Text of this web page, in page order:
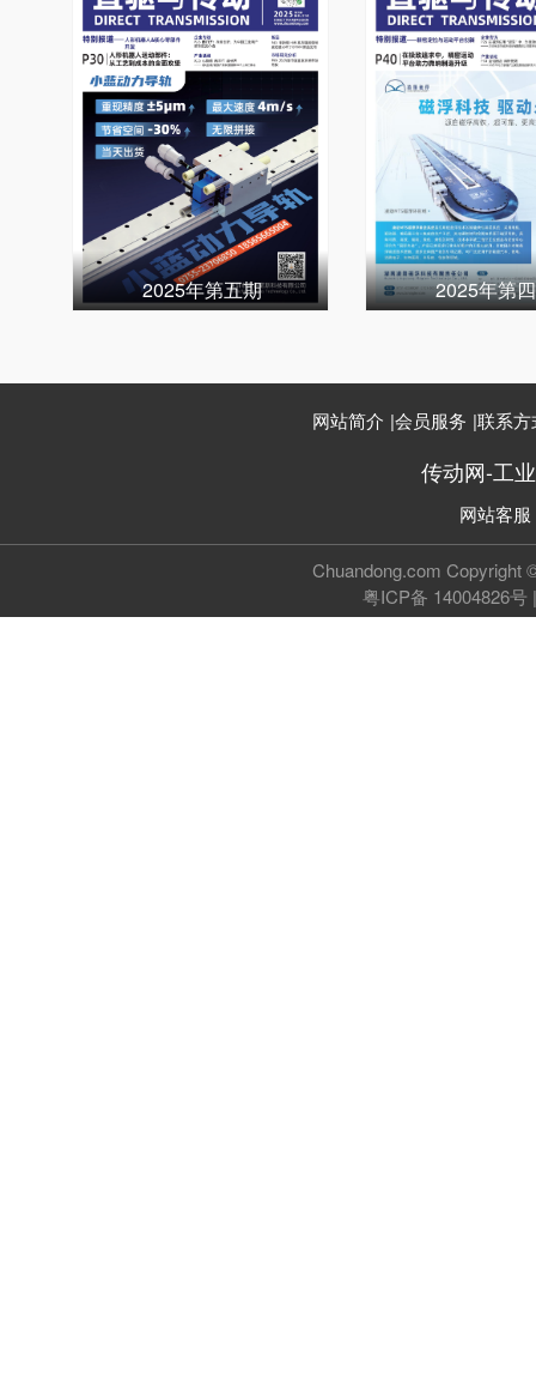
2025年第五期 2025年第
网站简介 |会员服务 |联系方
传动网-工
网站客服
Chuandong.com Copyright
粤ICP备 14004826号